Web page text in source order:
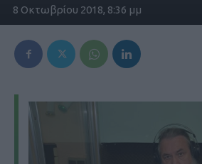
8 Οκτωβρίου 2018, 8:36 μμ